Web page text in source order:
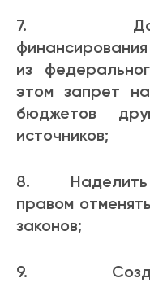
7.
из
этом запрет
бюджетов
источников;
8. Наделить
правом
законов;
9. Создать